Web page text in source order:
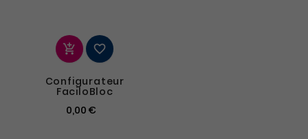
 
Configurateur
FaciloBloc
0,00 €